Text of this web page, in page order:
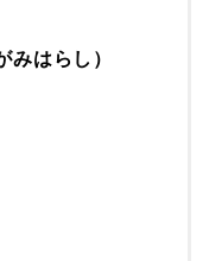
みはらし）